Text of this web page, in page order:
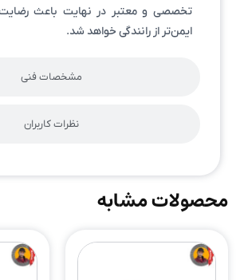
مشخصات فنی
نظرات کاربران
تخصصی و معتبر در نهایت باعث
ایمن‌تر از رانندگی خواهد شد.
محصولات مشابه